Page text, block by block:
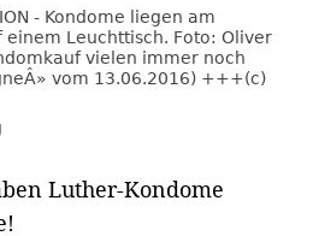
Luther-Kondome